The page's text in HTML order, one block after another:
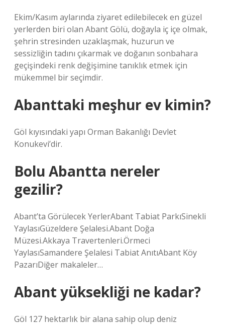
Ekim/Kasım aylarında ziyaret edilebilecek en güzel
yerlerden biri olan Abant Gölü, doğayla iç içe olmak,
şehrin stresinden uzaklaşmak, huzurun ve
sessizliğin tadını çıkarmak ve doğanın sonbahara
geçişindeki renk değişimine tanıklık etmek için
mükemmel bir seçimdir.
Abanttaki meşhur ev kimin?
Göl kıyısındaki yapı Orman Bakanlığı Devlet
Konukevi’dir.
Bolu Abantta nereler
gezilir?
Abant’ta Görülecek YerlerAbant Tabiat ParkıSinekli
YaylasıGüzeldere Şelalesi.Abant Doğa
Müzesi.Akkaya Travertenleri.Örmeci
YaylasıSamandere Şelalesi Tabiat AnıtıAbant Köy
PazarıDiğer makaleler…
Abant yüksekliği ne kadar?
Göl 127 hektarlık bir alana sahip olup deniz